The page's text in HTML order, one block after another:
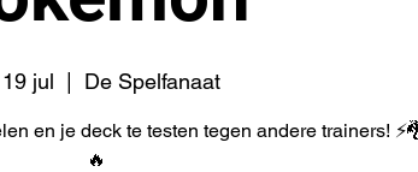
jul
  |
De Spelfanaat
en je deck te testen tegen andere trainers!
🔥